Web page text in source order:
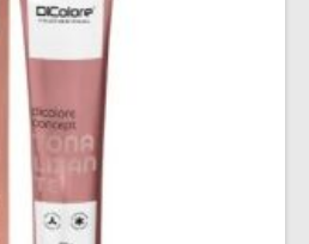
DE TINTURA
TOALHA
MANICURE
ACESSORIOS
ALICATES
DE CUTICULAS